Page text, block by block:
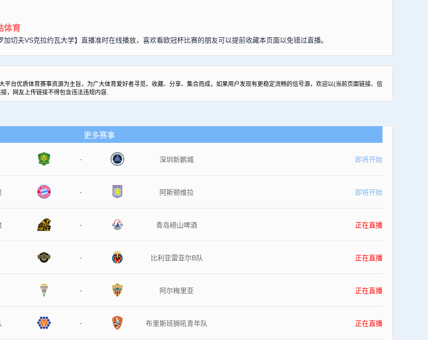
体育
切夫VS克拉约瓦大学】直播准时在线播放，喜欢看欧冠杯比赛的朋友可以提前收藏本页面以免错过直播。
台优质体育赛事资源为主旨，为广大体育爱好者寻觅、收藏、分享、集合而成，如果用户发现有更稳定流畅的信号源，欢迎以(当前页面链接、信
，网友上传链接不得包含违法违规内容.
更多赛事
- 深圳新鹏城 即将开始
- 阿斯顿维拉 即将开始
- 青岛崂山啤酒 正在直播
- 比利亚雷亚尔B队 正在直播
- 阿尔梅里亚 正在直播
- 布里斯班狮吼青年队 正在直播